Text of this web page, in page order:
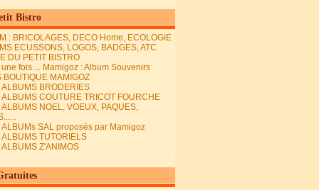
Bistro
: BRICOLAGES, DECO Home, ECOLOGIE
ECUSSONS, LOGOS, BADGES, ATC
DU PETIT BISTRO
fois.... Mamigoz : Album Souvenirs
BOUTIQUE MAMIGOZ
ALBUMS BRODERIES
ALBUMS COUTURE TRICOT FOURCHE
ALBUMS NOEL, VOEUX, PAQUES,
ALBUMs SAL proposés par Mamigoz
ALBUMS TUTORIELS
ALBUMS Z'ANIMOS